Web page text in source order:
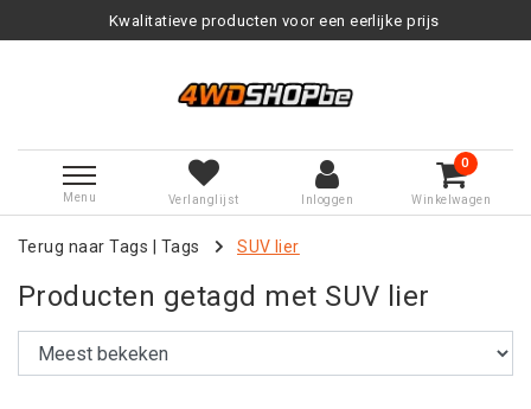
Kwalitatieve producten voor een eerlijke prijs
Menu Verlanglijst Inloggen
0
Winkelwagen
Terug naar Tags Tags SUV lier
Producten getagd met SUV lier